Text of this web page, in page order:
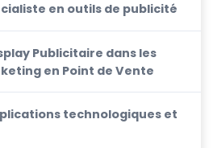
en outils de publicité
Publicitaire dans les
en Point de Vente
technologiques et